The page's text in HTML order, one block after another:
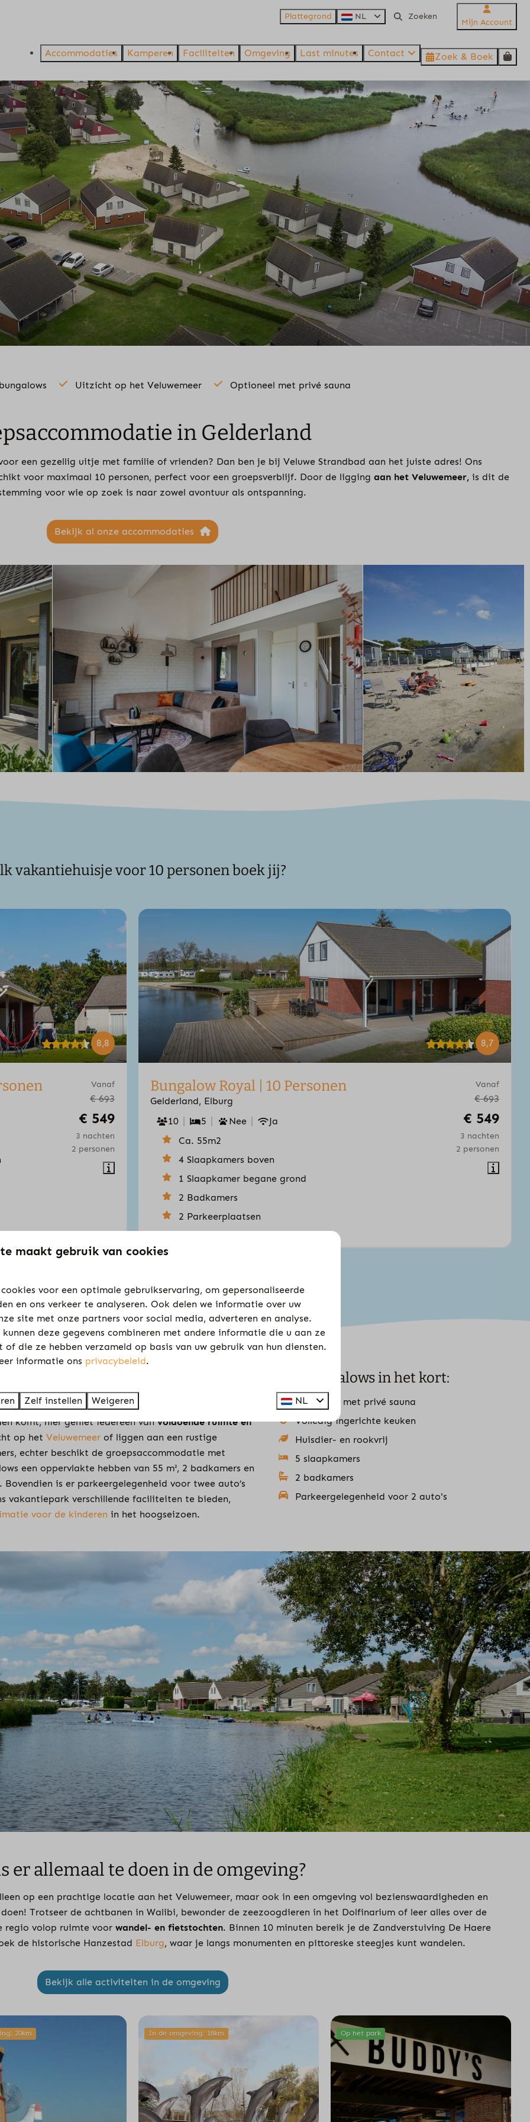
Plattegrond NL
Mijn Account
Accommodaties Kamperen Faciliteiten Omgeving Last minutes Contact Zoek & Boek
Uitzicht op het Veluwemeer Optioneel met privé sauna
in Gelderland
een gezellig uitje met familie of vrienden? Dan ben je bij Veluwe Strandbad aan het juiste adres! Ons
voor maximaal 10 personen, perfect voor een groepsverblijf. Door de ligging aan het Veluwemeer, is dit de
voor wie op zoek is naar zowel avontuur als ontspanning.
Bekijk al onze accommodaties
vakantiehuisje voor 10 personen boek jij?
8,8
Vanaf
€ 693
€ 549
3 nachten
2 personen
8,7
Vanaf
€ 693
€ 549
3 nachten
2 personen
Bungalow Royal | 10 Personen
Gelderland, Elburg
10
5 Nee
Ja
Ca. 55m2
4 Slaapkamers boven
1 Slaapkamer begane grond
2 Badkamers
2 Parkeerplaatsen
gezelschappen. Deze zijn volledig ingericht en van
komt, hier geniet iedereen vanvoldoende ruimte en
op hetVeluwemeer of liggen aan een rustige
echter beschikt de groepsaccommodatie met
een oppervlakte hebben van 55 m², 2 badkamers en
is er parkeergelegenheid voor twee auto’s
vakantiepark verschillende faciliteiten te bieden,
voor de kinderen in het hoogseizoen.
Onze bungalows in het kort:
Optioneel met privé sauna
Volledig ingerichte keuken
Huisdier- en rookvrij
5 slaapkamers
2 badkamers
Parkeergelegenheid voor 2 auto's
er allemaal te doen in de omgeving?
op een prachtige locatie aan het Veluwemeer, maar ook in een omgeving vol bezienswaardigheden en
Trotseer de achtbanen in Walibi, bewonder de zeezoogdieren in het Dolfinarium of leer alles over de
regio volop ruimte voor wandel- en fietstochten. Binnen 10 minuten bereik je de Zandverstuiving De Haere
de historische Hanzestad Elburg, waar je langs monumenten en pittoreske steegjes kunt wandelen.
Bekijk alle activiteiten in de omgeving
20km In de omgeving: 18km Op het park
maakt gebruik van cookies
voor een optimale gebruikservaring, om gepersonaliseerde
en ons verkeer te analyseren. Ook delen we informatie over uw
site met onze partners voor social media, adverteren en analyse.
deze gegevens combineren met andere informatie die u aan ze
of die ze hebben verzameld op basis van uw gebruik van hun diensten.
informatie ons privacybeleid.
Zelf instellen Weigeren NL